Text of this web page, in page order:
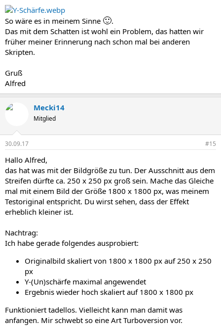
So wäre es in meinem Sinne 🙂.
Das mit dem Schatten ist wohl ein Problem, das hatten wir
früher meiner Erinnerung nach schon mal bei anderen
Skripten.
Gruß
Alfred
Mecki14
Mitglied
30.09.17 #15
Hallo Alfred,
das hat was mit der Bildgröße zu tun. Der Ausschnitt aus dem
Streifen dürfte ca. 250 x 250 px groß sein. Mache das Gleiche
mal mit einem Bild der Größe 1800 x 1800 px, was meinem
Testoriginal entspricht. Du wirst sehen, dass der Effekt
erheblich kleiner ist.
Nachtrag:
Ich habe gerade folgendes ausprobiert:
Originalbild skaliert von 1800 x 1800 px auf 250 x 250
px
Y-(Un)schärfe maximal angewendet
Ergebnis wieder hoch skaliert auf 1800 x 1800 px
Funktioniert tadellos. Vielleicht kann man damit was
anfangen. Mir schwebt so eine Art Turboversion vor.